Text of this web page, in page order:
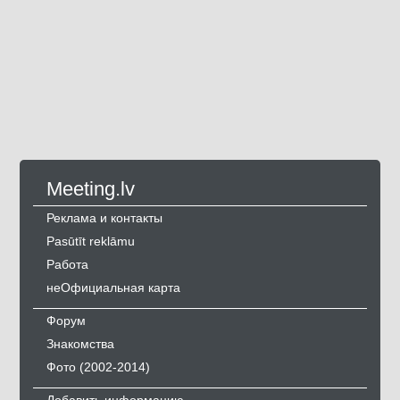
Meeting.lv
Реклама и контакты
Pasūtīt reklāmu
Работа
неОфициальная карта
Форум
Знакомства
Фото (2002-2014)